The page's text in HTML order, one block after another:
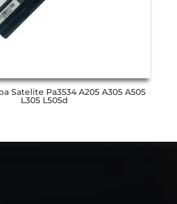
Satelite Pa3534 A205 A305 A505
L305 L505d